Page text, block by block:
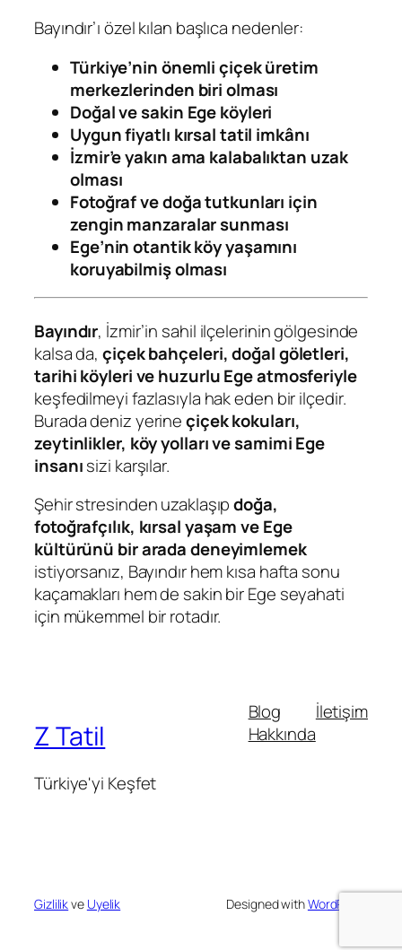
Bayındır’ı özel kılan başlıca nedenler:
Türkiye’nin önemli çiçek üretim
merkezlerinden biri olması
Doğal ve sakin Ege köyleri
Uygun fiyatlı kırsal tatil imkânı
İzmir’e yakın ama kalabalıktan uzak
olması
Fotoğraf ve doğa tutkunları için
zengin manzaralar sunması
Ege’nin otantik köy yaşamını
koruyabilmiş olması
Bayındır, İzmir’in sahil ilçelerinin gölgesinde
kalsa da,çiçek bahçeleri, doğal göletleri,
tarihi köyleri ve huzurlu Ege atmosferiyle
keşfedilmeyi fazlasıyla hak eden bir ilçedir.
Burada deniz yerineçiçek kokuları,
zeytinlikler, köy yolları ve samimi Ege
insanısizi karşılar.
Şehir stresinden uzaklaşıpdoğa,
fotoğrafçılık, kırsal yaşam ve Ege
kültürünü bir arada deneyimlemek
istiyorsanız, Bayındır hem kısa hafta sonu
kaçamakları hem de sakin bir Ege seyahati
için mükemmel bir rotadır.
Z Tatil
Türkiye'yi Keşfet
Blog
Hakkında
İletişim
Gizlilikve Uyelik Designed withWordPress